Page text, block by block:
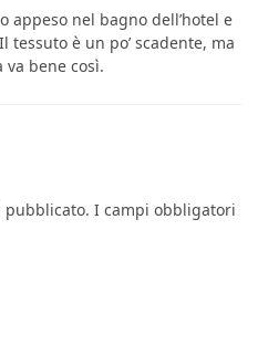
appeso nel bagno dell’hotel e
tessuto è un po’ scadente, ma
va bene così.
pubblicato. I campi obbligatori